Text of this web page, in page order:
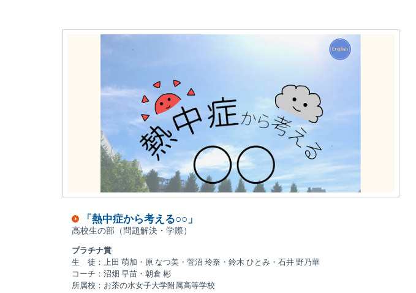
「熱中症から考える○○」
高校生の部（問題解決・学際）
プラチナ賞
生 徒：上田 萌加・原 なつ美・菅沼 玲奈・鈴木 ひとみ・石井 野乃華
コーチ：沼畑 早苗・朝倉 彬
所属校：お茶の水女子大学附属高等学校